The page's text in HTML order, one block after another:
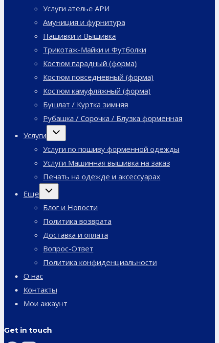
Услуги ателье АРИ
Амуниция и фурнитура
Нашивки и Вышивка
Трикотаж-Майки и Футболки
Костюм парадный (форма)
Костюм повседневный (форма)
Костюм камуфляжный (форма)
Бушлат / Куртка зимняя
Рубашка / Сорочка / Блузка форменная
Услуги
Переключить
дочернее
Услуги по пошиву форменной одежды
Услуги Машинная вышивка на заказ
Печать на одежде и аксессуарах
Еще
Переключить
дочернее
Блог и Новости
Политика возврата
Доставка и оплата
Вопрос-Ответ
Политика конфиденциальности
О нас
Контакты
Мои аккаунт
Get in touch